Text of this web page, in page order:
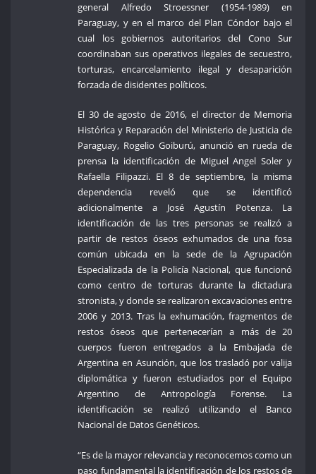
general Alfredo Stroessner (1954-1989) en
Paraguay, y en el marco del Plan Cóndor bajo el
cual los gobiernos autoritarios del Cono Sur
coordinaban sus operativos ilegales de secuestro,
torturas, encarcelamiento ilegal y desaparición
forzada de disidentes políticos.
El 30 de agosto de 2016, el director de Memoria
Histórica y Reparación del Ministerio de Justicia de
Paraguay, Rogelio Goiburú, anunció en rueda de
prensa la identificación de Miguel Angel Soler y
Rafaella Filipazzi. El 8 de septiembre, la misma
dependencia reveló que se identificó
adicionalmente a José Agustín Potenza. La
identificación de las tres personas se realizó a
partir de restos óseos exhumados de una fosa
común ubicada en la sede de la Agrupación
Especializada de la Policía Nacional, que funcionó
como centro de torturas durante la dictadura
stronista, y donde se realizaron excavaciones entre
2006 y 2013. Tras la exhumación, fragmentos de
restos óseos que pertenecerían a más de 20
cuerpos fueron entregados a la Embajada de
Argentina en Asunción, que los trasladó por valija
diplomática y fueron estudiados por el Equipo
Argentino de Antropología Forense. La
identificación se realizó utilizando el Banco
Nacional de Datos Genéticos.
“Es de la mayor relevancia y reconocemos como un
paso fundamental la identificación de los restos de